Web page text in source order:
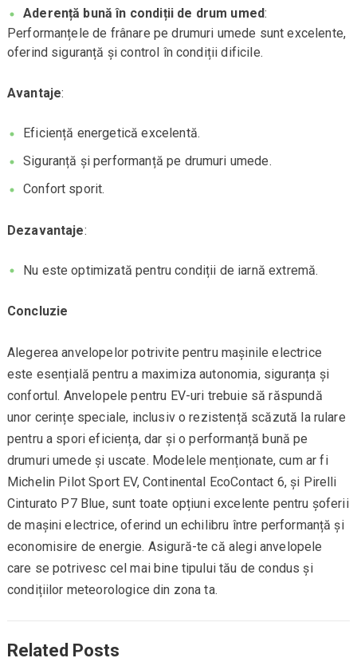
Aderență bună în condiții de drum umed:
Performanțele de frânare pe drumuri umede sunt excelente,
oferind siguranță și control în condiții dificile.
Avantaje:
Eficiență energetică excelentă.
Siguranță și performanță pe drumuri umede.
Confort sporit.
Dezavantaje:
Nu este optimizată pentru condiții de iarnă extremă.
Concluzie
Alegerea anvelopelor potrivite pentru mașinile electrice
este esențială pentru a maximiza autonomia, siguranța și
confortul. Anvelopele pentru EV-uri trebuie să răspundă
unor cerințe speciale, inclusiv o rezistență scăzută la rulare
pentru a spori eficiența, dar și o performanță bună pe
drumuri umede și uscate. Modelele menționate, cum ar fi
Michelin Pilot Sport EV, Continental EcoContact 6, și Pirelli
Cinturato P7 Blue, sunt toate opțiuni excelente pentru șoferii
de mașini electrice, oferind un echilibru între performanță și
economisire de energie. Asigură-te că alegi anvelopele
care se potrivesc cel mai bine tipului tău de condus și
condițiilor meteorologice din zona ta.
Related Posts